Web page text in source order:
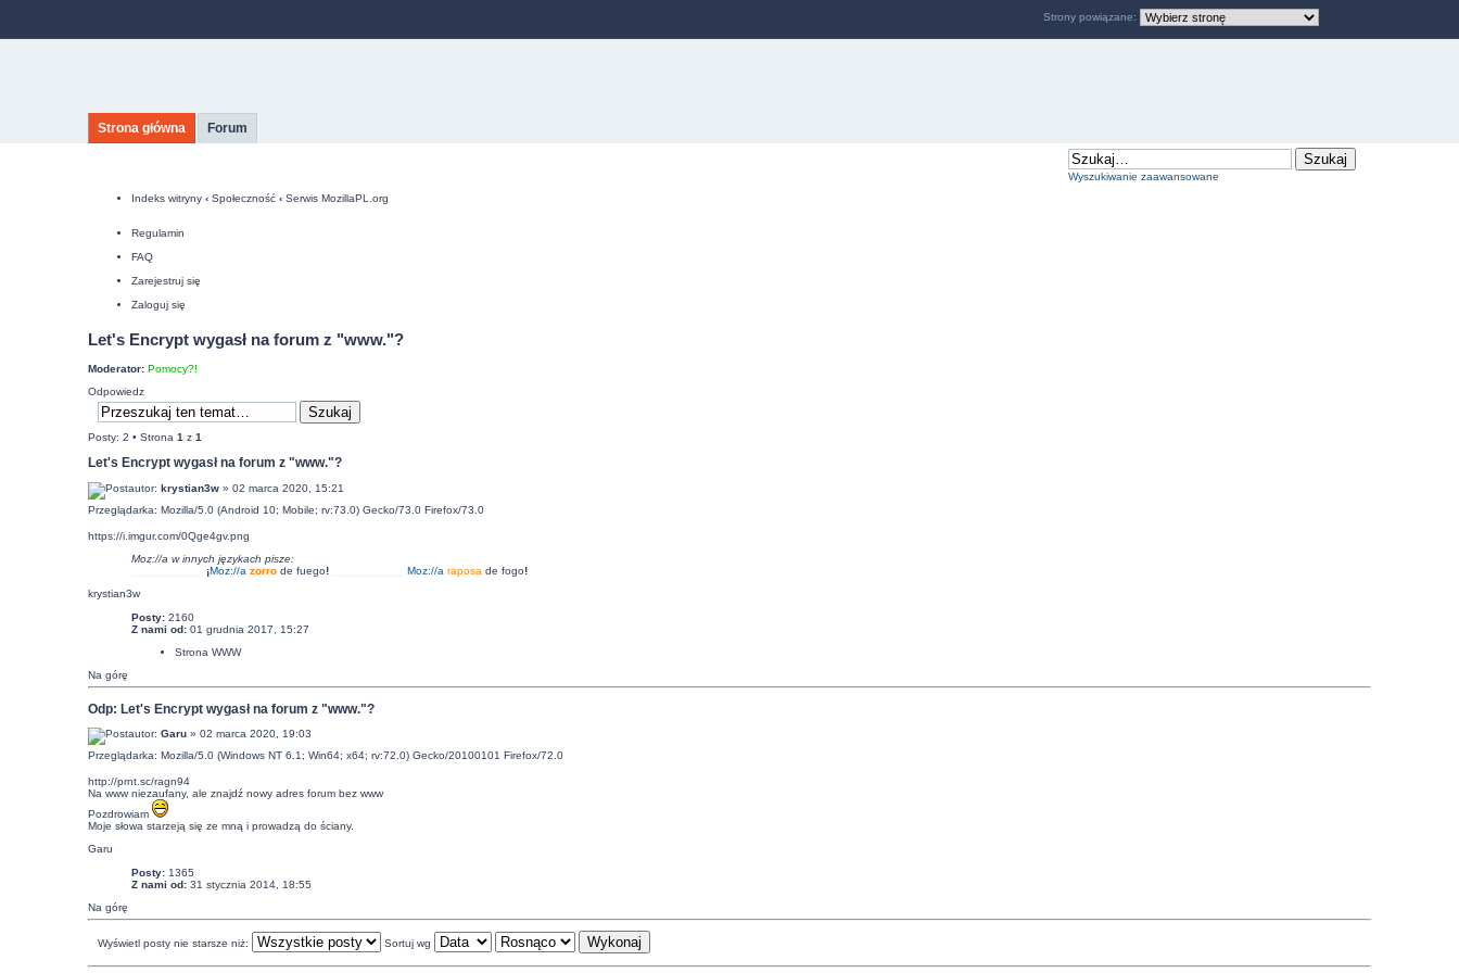
Strona główna Forum
Wyszukiwanie zaawansowane
Indeks witryny ‹ Społeczność ‹ Serwis MozillaPL.org
Regulamin
FAQ
Zarejestruj się
Zaloguj się
Let's Encrypt wygasł na forum z "www."?
Moderator: Pomocy?!
Odpowiedz
Posty: 2 • Strona 1 z 1
Let's Encrypt wygasł na forum z "www."?
autor: krystian3w» 02 marca 2020, 15:21
Przeglądarka: Mozilla/5.0 (Android 10; Mobile; rv:73.0) Gecko/73.0 Firefox/73.0
https://i.imgur.com/0Qge4gv.png
Moz://a w innych językach pisze:
¡Moz://a zorrode fuego! Moz://a raposa de fogo!
krystian3w
Posty:2160
Z nami od:01 grudnia 2017, 15:27
Strona WWW
Na górę
Odp: Let's Encrypt wygasł na forum z "www."?
autor: Garu» 02 marca 2020, 19:03
Przeglądarka: Mozilla/5.0 (Windows NT 6.1; Win64; x64; rv:72.0) Gecko/20100101 Firefox/72.0
http://prnt.sc/ragn94
Na www niezaufany, ale znajdź nowy adres forum bez www
Pozdrowiam
Moje słowa starzeją się ze mną i prowadzą do ściany.
Garu
Posty:1365
Z nami od:31 stycznia 2014, 18:55
Na górę
Wyświetl posty nie starsze niż: Sortuj wg
Strony powiązane: